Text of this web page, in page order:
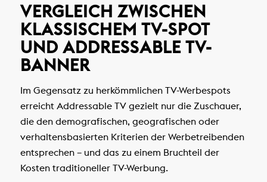
VERGLEICH ZWISCHEN
KLASSISCHEM TV-SPOT
UND ADDRESSABLE TV-
BANNER
Im Gegensatz zu herkömmlichen TV-Werbespots
erreicht Addressable TV gezielt nur die Zuschauer,
die den demografischen, geografischen oder
verhaltensbasierten Kriterien der Werbetreibenden
entsprechen – und das zu einem Bruchteil der
Kosten traditioneller TV-Werbung.